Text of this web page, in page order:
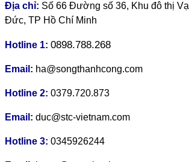
Địa chỉ: Số 66 Đường số 36, Khu đô thị
Đức, TP Hồ Chí Minh
Hotline 1: 0898.788.268
Email: ha@songthanhcong.com
Hotline 2: 0379.720.873
Email: duc@stc-vietnam.com
Hotline 3: 0345926244